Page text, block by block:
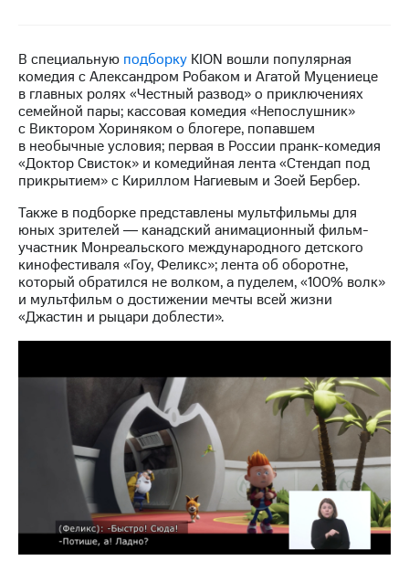
в
регионе
и акционерам
Корпоративное
управление
Корпоративный
секретарь
Раскрытие
информации
Информация
акционерам
Документы
ПАО
"МТС"
Собрания
Личный
кабинет
акционера
Акционерный
капитал
Контроль
и
аудит
Рынок
акций
В специальную подборку KION вошли популярная
комедия с Александром Робаком и Агатой Муцениеце
в главных ролях «Честный развод» о приключениях
семейной пары; кассовая комедия «Непослушник»
с Виктором Хориняком о блогере, попавшем
в необычные условия; первая в России пранк-комедия
«Доктор Свисток» и комедийная лента «Стендап под
прикрытием» с Кириллом Нагиевым и Зоей Бербер.
Также в подборке представлены мультфильмы для
юных зрителей ― канадский анимационный фильм-
участник Монреальского международного детского
кинофестиваля «Гоу, Феликс»; лента об оборотне,
который обратился не волком, а пуделем, «100% волк»
и мультфильм о достижении мечты всей жизни
«Джастин и рыцари доблести».